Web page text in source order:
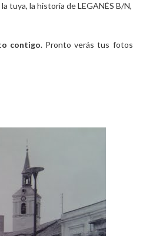
tuya, la historia de LEGANÉS B/N,
contigo. Pronto verás tus fotos